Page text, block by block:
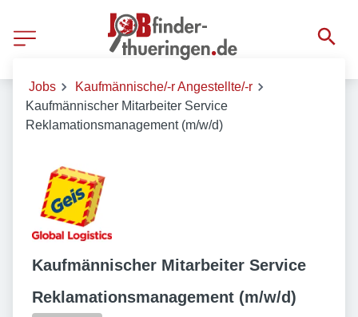
Jobs
Kaufmännische/-r Angestellte/-r
Kaufmännischer Mitarbeiter Service
Reklamationsmanagement (m/w/d)
Kaufmännischer Mitarbeiter Service
Reklamationsmanagement (m/w/d)